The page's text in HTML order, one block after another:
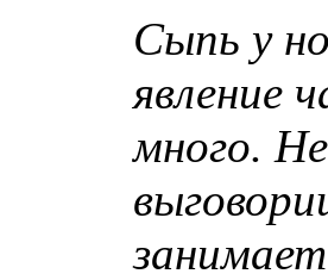
Сыпь у
явление
много.
занимает